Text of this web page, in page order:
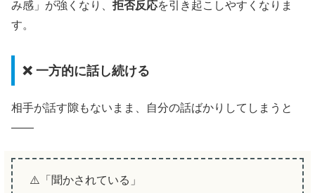
み感」が強くなり、 拒否反応を引き起こしやすくなりま
す。
❌ 一方的に話し続ける
相手が話す隙もないまま、自分の話ばかりしてしまうと
——
⚠️「聞かされている」